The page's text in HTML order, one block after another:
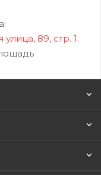
89, стр. 1.